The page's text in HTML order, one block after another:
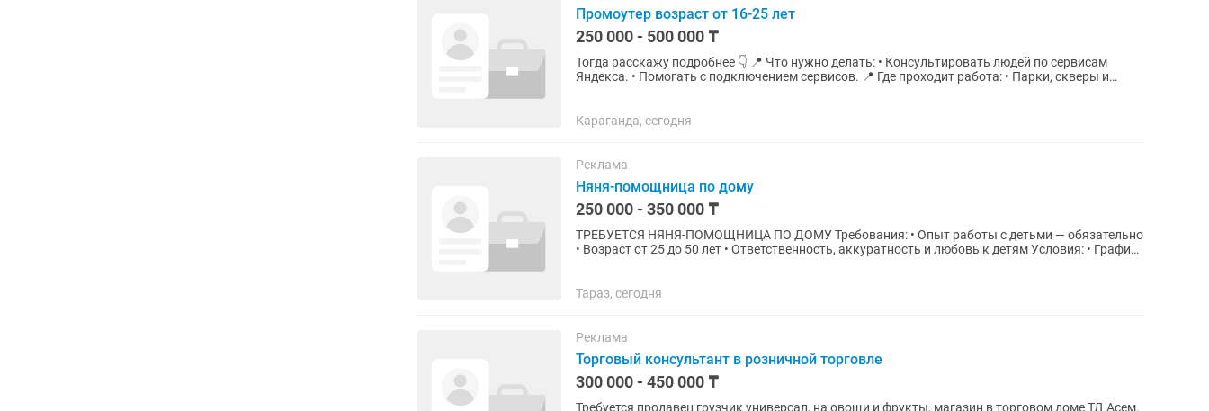
Промоутер возраст от 16-25 лет
250 000 - 500 000 ₸
Тогда расскажу подробнее 👇 📍 Что нужно делать: • Консультировать людей по сервисам
Яндекса. • Помогать с подключением сервисов. 📍 Где проходит работа: • Парки, скверы и
Караганда, сегодня
Реклама
Няня-помощница по дому
250 000 - 350 000 ₸
ТРЕБУЕТСЯ НЯНЯ-ПОМОЩНИЦА ПО ДОМУ Требования: • Опыт работы с детьми — обязательно
• Возраст от 25 до 50 лет • Ответственность, аккуратность и любовь к детям Условия: • График
Тараз, сегодня
Реклама
Торговый консультант в розничной торговле
300 000 - 450 000 ₸
Требуется продавец грузчик универсал, на овощи и фрукты, магазин в торговом доме ТД Асем.